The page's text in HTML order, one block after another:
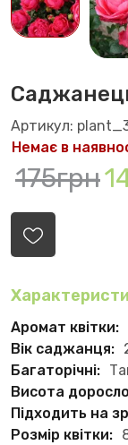
Артикул:
Немає в
175грн
Аромат квітки:
Вік саджанця:
Багаторічні:
Висота
Підходить на
Розмір квітки: